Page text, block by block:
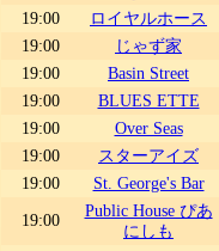
19:00
ロイヤルホース
19:00
じゃず家
19:00
Basin Street
19:00
BLUES ETTE
19:00
Over Seas
19:00
スターアイズ
19:00
St. George's Bar
19:00
Public House ぴあ
にしも